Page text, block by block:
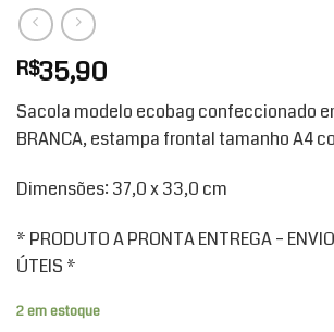
R$35,90
Sacola modelo ecobag confeccionado
BRANCA, estampa frontal tamanho A4
Dimensões: 37,0 x 33,0 cm
* PRODUTO A PRONTA ENTREGA –
ÚTEIS *
2 em estoque